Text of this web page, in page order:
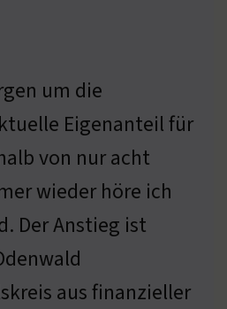
um die
Eigenanteil für
von nur acht
wieder höre ich
Der Anstieg ist
aus finanzieller